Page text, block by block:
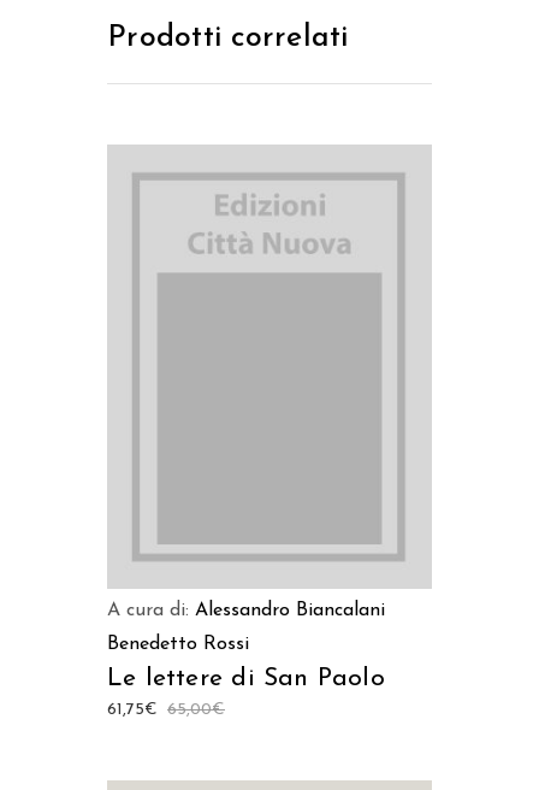
Prodotti correlati
A cura di: Alessandro Biancalani
Benedetto Rossi
Le lettere di San Paolo
65,00€
61,75€